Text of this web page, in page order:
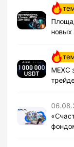
новых
MEXC